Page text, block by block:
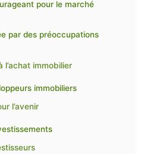
pour le marché
par des préoccupations
l’achat immobilier
immobiliers
l’avenir